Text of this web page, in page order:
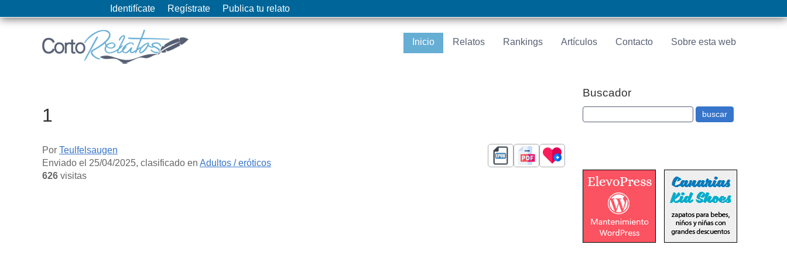
Identifícate Regístrate Publica tu relato
Inicio Relatos Rankings Artículos Contacto Sobre esta web
1
Por Teulfelsaugen
Enviado el 25/04/2025, clasificado en Adultos / eróticos
626 visitas
Buscador